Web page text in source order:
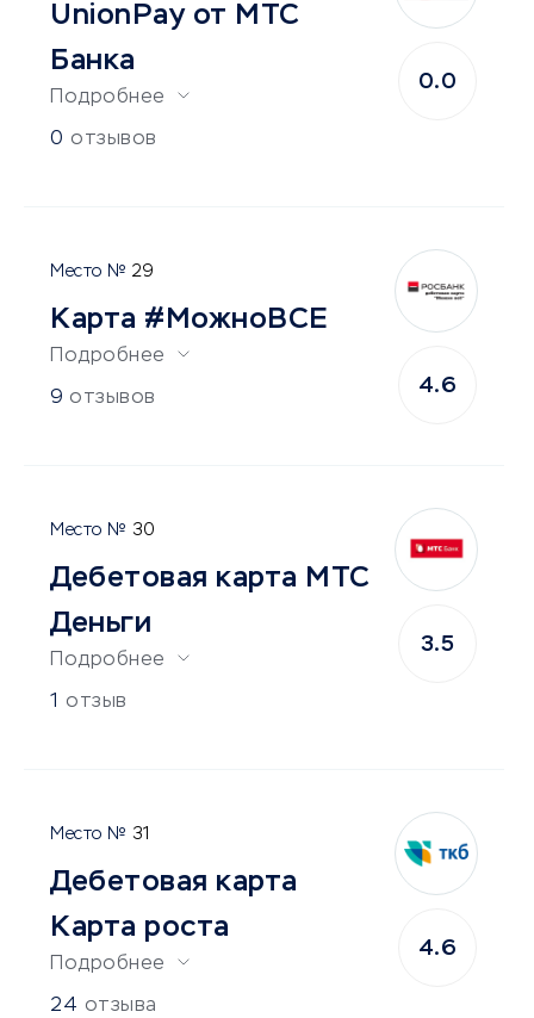
UnionPay от МТС
Банка
Подробнее
0 отзывов
0.0
29
Карта #МожноВСЕ
Подробнее
9 отзывов
4.6
30
Дебетовая карта МТС
Деньги
Подробнее
1 отзыв
3.5
31
Дебетовая карта
Карта роста
Подробнее
24 отзыва
4.6